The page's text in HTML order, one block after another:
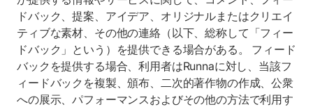
ドバック、提案、アイデア、オリジナルまたはクリエイ
ティブな素材、その他の連絡（以下、総称して「フィー
ドバック」という）を提供できる場合がある。 フィード
バックを提供する場合、利用者はRunnaに対し、当該フ
ィードバックを複製、頒布、二次的著作物の作成、公衆
への展示、パフォーマンスおよびその他の方法で利用す